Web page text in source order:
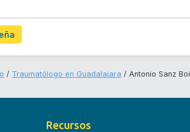
Traumatólogo en Guadalajara Antonio Sanz
Recursos